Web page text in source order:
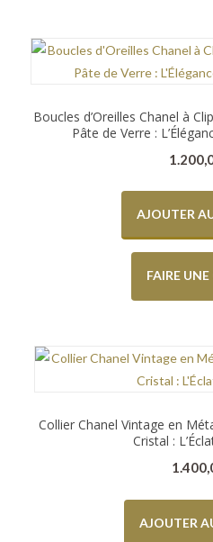
Boucles d’Oreilles Chanel à
Pâte de Verre :
AJOUTER
FAIRE UNE
Collier Chanel Vintage en
Cristal :
AJOUTER